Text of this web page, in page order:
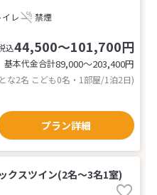
イレ 禁煙
込44,500～101,700円
基本代金合計89,000〜203,400円
な2名 こども0名・1部屋/1泊2日)
プラン詳細
クスツイン(2名～3名1室)